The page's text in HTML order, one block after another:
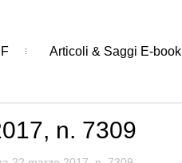
Articoli & Saggi E-book
n. 7309